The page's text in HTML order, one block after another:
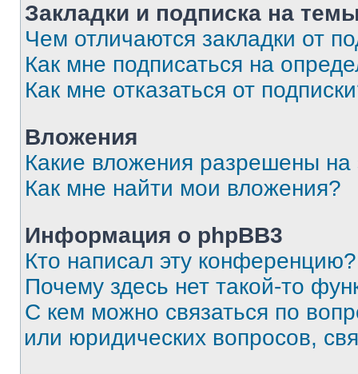
Закладки и подписка на
Чем отличаются закладки от
Как мне подписаться на
Как мне отказаться от
Вложения
Какие вложения разрешены
Как мне найти мои вложения?
Информация о phpBB3
Кто написал эту конференцию?
Почему здесь нет такой-то
С кем можно связаться по
или юридических вопросов,